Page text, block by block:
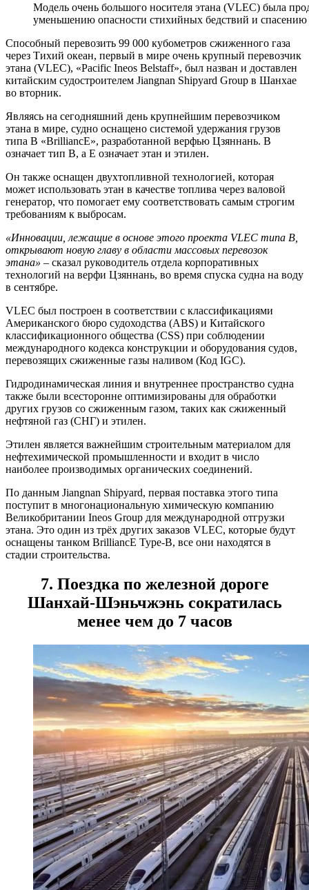
Модель очень большого носителя этана (VLEC) была
уменьшению опасности стихийных бедствий и
Способный перевозить 99 000 кубометров сжиженного газа
через Тихий океан, первый в мире очень крупный перевозчик
этана (VLEC), «Pacific Ineos Belstaff», был назван и доставлен
китайским судостроителем Jiangnan Shipyard Group в Шанхае
во вторник.
Являясь на сегодняшний день крупнейшим перевозчиком
этана в мире, судно оснащено системой удержания грузов
типа B «BrilliancE», разработанной верфью Цзяннань. B
означает тип B, а E означает этан и этилен.
Он также оснащен двухтопливной технологией, которая
может использовать этан в качестве топлива через валовой
генератор, что помогает ему соответствовать самым строгим
требованиям к выбросам.
«Инновации, лежащие в основе этого проекта VLEC типа B,
открывают новую главу в области массовых перевозок
этана» – сказал руководитель отдела корпоративных
технологий на верфи Цзяннань, во время спуска судна на воду
в сентябре.
VLEC был построен в соответствии с классификациями
Американского бюро судоходства (ABS) и Китайского
классификационного общества (CSS) при соблюдении
международного кодекса конструкции и оборудования судов,
перевозящих сжиженные газы наливом (Код IGC).
Гидродинамическая линия и внутреннее пространство судна
также были всесторонне оптимизированы для обработки
других грузов со сжиженным газом, таких как сжиженный
нефтяной газ (СНГ) и этилен.
Этилен является важнейшим строительным материалом для
нефтехимической промышленности и входит в число
наиболее производимых органических соединений.
По данным Jiangnan Shipyard, первая поставка этого типа
поступит в многонациональную химическую компанию
Великобритании Ineos Group для международной отгрузки
этана. Это один из трёх других заказов VLEC, которые будут
оснащены танком BrilliancE Type-B, все они находятся в
стадии строительства.
7. Поездка по железной дороге
Шанхай-Шэньчжэнь сократилась
менее чем до 7 часов